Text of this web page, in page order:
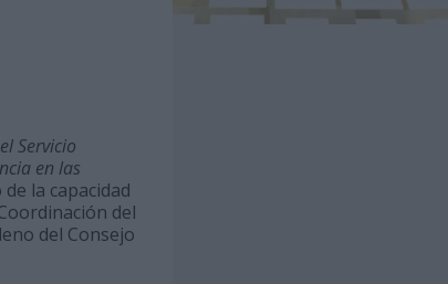
Servicio
en las
de la capacidad
del
del Consejo